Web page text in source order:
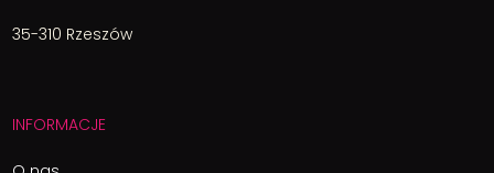
35-310 Rzeszów
INFORMACJE